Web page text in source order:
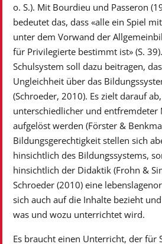
o. S.). Mit Bourdieu und Passeron
bedeutet das, dass «alle ein Spiel
unter dem Vorwand der
für Privilegierte bestimmt ist» (S.
Schulsystem soll dazu beitragen,
Ungleichheit über das
(Schroeder, 2010). Es zielt darauf
unterschiedlicher und entfremdeter
aufgelöst werden (Förster &
Bildungsgerechtigkeit stellen sich
hinsichtlich des Bildungssystems,
hinsichtlich der Didaktik (Frohn &
Schroeder (2010) eine
sich auch auf die Inhalte bezieht
was und wozu unterrichtet wird.
Es braucht einen Unterricht, der für